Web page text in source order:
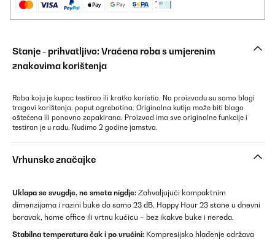
Stanje - prihvatljivo: Vraćena roba s umjerenim
znakovima korištenja
Roba koju je kupac testirao ili kratko koristio. Na proizvodu su samo blagi
tragovi korištenja, poput ogrebotina. Originalna kutija može biti blago
oštećena ili ponovno zapakirana. Proizvod ima sve originalne funkcije i
testiran je u radu. Nudimo 2 godine jamstva.
Vrhunske značajke
Uklapa se svugdje, ne smeta nigdje: Zahvaljujući kompaktnim
dimenzijama i razini buke do samo 23 dB, Happy Hour 23 stane u dnevni
boravak, home office ili vrtnu kućicu – bez ikakve buke i nereda.
Stabilna temperatura čak i po vrućini: Kompresijsko hlađenje održava